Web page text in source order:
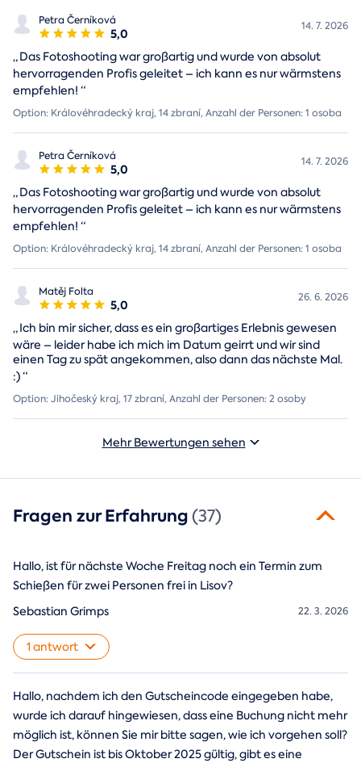
Petra Černíková
5,0 14. 7. 2026
„Das Fotoshooting war großartig und wurde von absolut
hervorragenden Profis geleitet – ich kann es nur wärmstens
empfehlen! “
Option: Královéhradecký kraj, 14 zbraní, Anzahl der Personen: 1 osoba
Petra Černíková
5,0 14. 7. 2026
„Das Fotoshooting war großartig und wurde von absolut
hervorragenden Profis geleitet – ich kann es nur wärmstens
empfehlen! “
Option: Královéhradecký kraj, 14 zbraní, Anzahl der Personen: 1 osoba
Matěj Folta
5,0 26. 6. 2026
„Ich bin mir sicher, dass es ein großartiges Erlebnis gewesen
wäre – leider habe ich mich im Datum geirrt und wir sind
einen Tag zu spät angekommen, also dann das nächste Mal.
:)“
Option: Jihočeský kraj, 17 zbraní, Anzahl der Personen: 2 osoby
Mehr Bewertungen sehen
Fragen zur Erfahrung(37)
Hallo, ist für nächste Woche Freitag noch ein Termin zum
Schießen für zwei Personen frei in Lisov?
22. 3. 2026
Sebastian Grimps
1 antwort
Hallo, nachdem ich den Gutscheincode eingegeben habe,
wurde ich darauf hingewiesen, dass eine Buchung nicht mehr
möglich ist, können Sie mir bitte sagen, wie ich vorgehen soll?
Der Gutschein ist bis Oktober 2025 gültig, gibt es eine